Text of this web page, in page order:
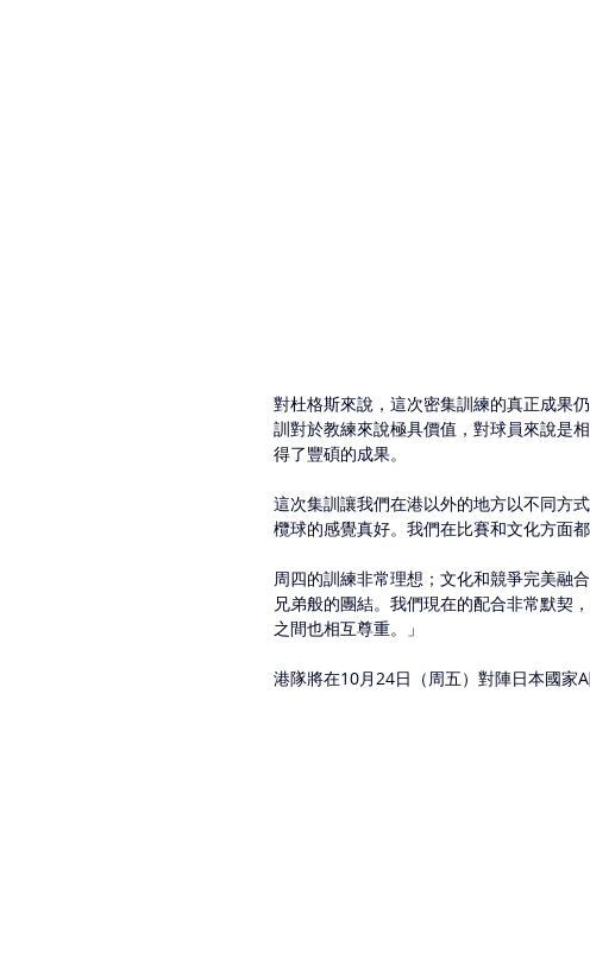
對杜格斯來說，這次密集訓練的真正成果
訓對於教練來說極具價值，對球員來說是
得了豐碩的成果。
這次集訓讓我們在港以外的地方以不同方
欖球的感覺真好。我們在比賽和文化方面
周四的訓練非常理想；文化和競爭完美融
兄弟般的團結。我們現在的配合非常默契
之間也相互尊重。」
港隊將在10月24日（周五）對陣日本國家